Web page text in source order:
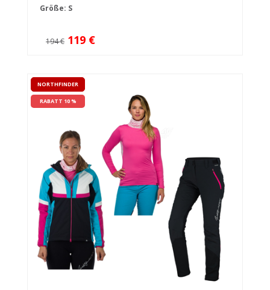
Größe: S
194 € 119 €
NORTHFINDER
RABATT 10 %